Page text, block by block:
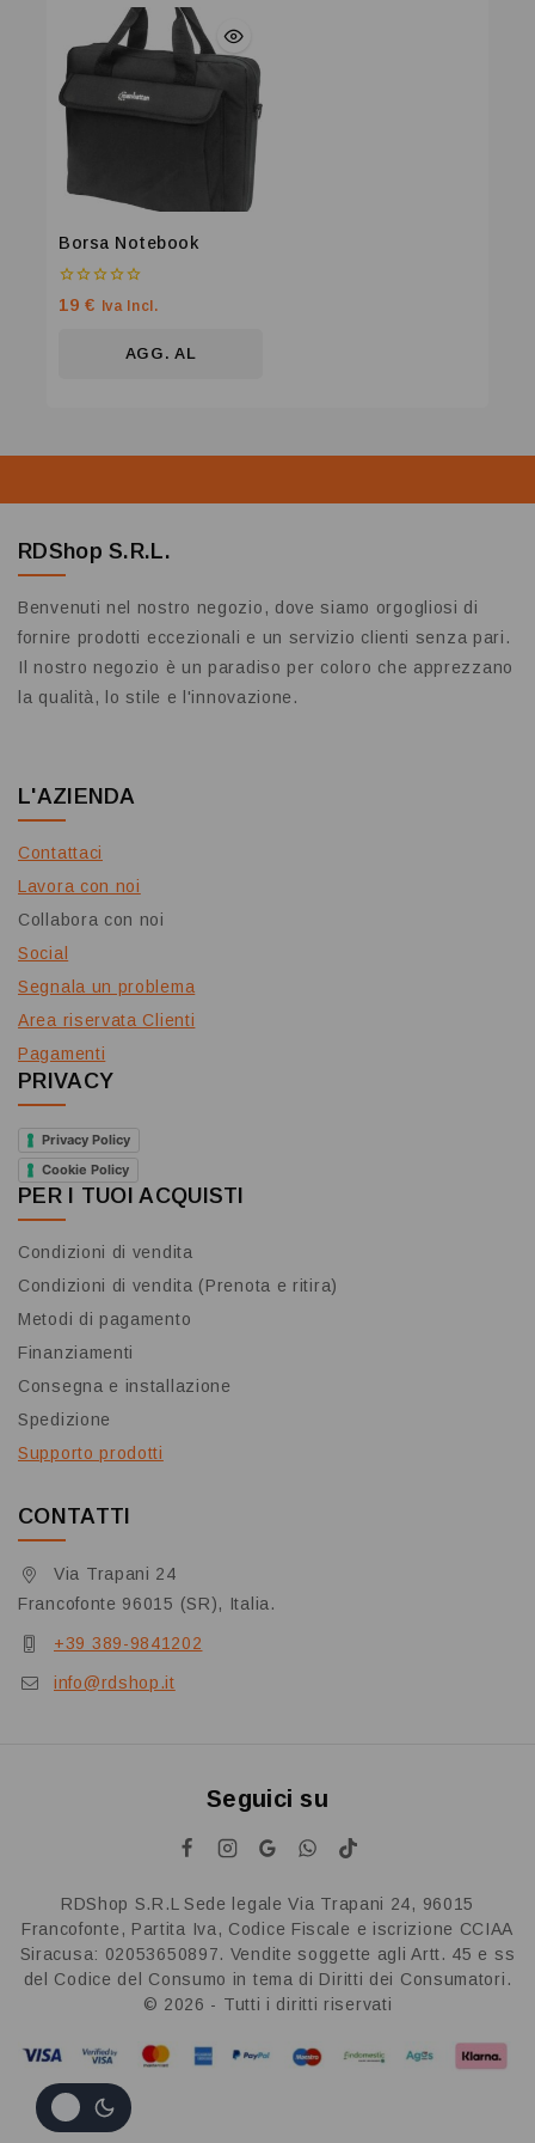
Borsa Notebook
0
su
19€ Iva Incl.
AGG. AL
RDShop S.R.L.
Benvenuti nel nostro negozio, dove siamo orgogliosi di
fornire prodotti eccezionali e un servizio clienti senza pari.
Il nostro negozio è un paradiso per coloro che apprezzano
la qualità, lo stile e l'innovazione.
L'AZIENDA
Contattaci
Lavora con noi
Collabora con noi
Social
Segnala un problema
Area riservata Clienti
Pagamenti
PRIVACY
Privacy Policy
Cookie Policy
PER I TUOI ACQUISTI
Condizioni di vendita
Condizioni di vendita (Prenota e ritira)
Metodi di pagamento
Finanziamenti
Consegna e installazione
Spedizione
Supporto prodotti
CONTATTI
Via Trapani 24
Francofonte 96015 (SR), Italia.
+39 389-9841202
info@rdshop.it
Seguici su
RDShop S.R.L Sede legale Via Trapani 24, 96015
Francofonte, Partita Iva, Codice Fiscale e iscrizione CCIAA
Siracusa: 02053650897. Vendite soggette agli Artt. 45 e ss
del Codice del Consumo in tema di Diritti dei Consumatori.
© 2026 - Tutti i diritti riservati